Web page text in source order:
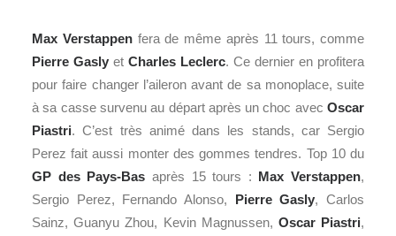
Max Verstappenfera de même après 11 tours, comme
Pierre Gasly et Charles Leclerc. Ce dernier en profitera
pour faire changer l’aileron avant de sa monoplace, suite
à sa casse survenu au départ après un choc avec Oscar
Piastri. C’est très animé dans les stands, car Sergio
Perez fait aussi monter des gommes tendres. Top 10 du
GP des Pays-Bas après 15 tours : Max Verstappen,
Sergio Perez, Fernando Alonso, Pierre Gasly, Carlos
Sainz, Guanyu Zhou, Kevin Magnussen, Oscar Piastri,